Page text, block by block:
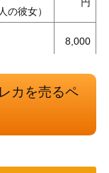
の彼女）
8,000
15,000
カを売るペ